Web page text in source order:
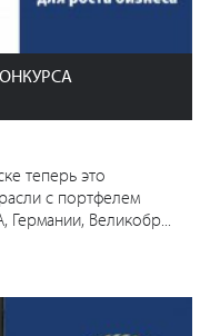
теперь это
с портфелем
Германии, Великобр...